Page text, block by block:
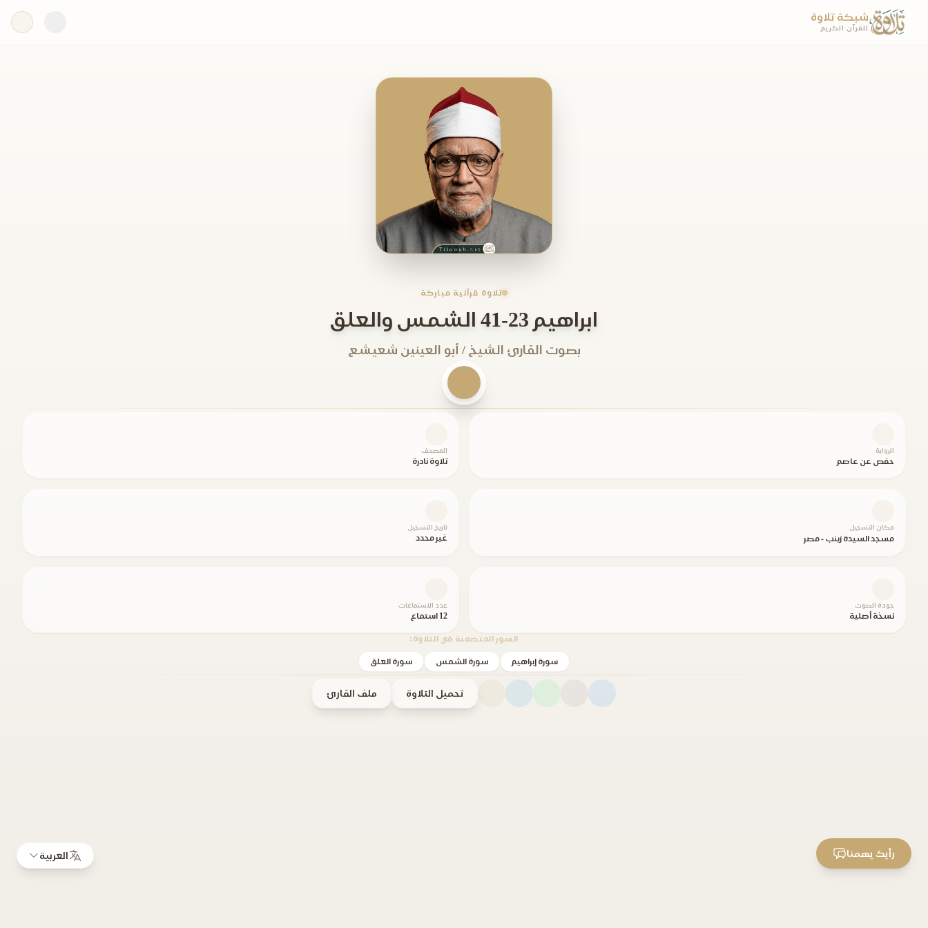
شبكة تلاوة
للقرآن الكريم
تلاوة قرآنية مباركة
ابراهيم 23-41 الشمس والعلق
بصوت القارئ الشيخ / أبو العينين شعيشع
الرواية
حفص عن عاصم
المصحف
تلاوة نادرة
مكان التسجيل
مسجد السيدة زينب - مصر
تاريخ التسجيل
غير محدد
جودة الصوت
نسخة أصلية
عدد الاستماعات
12 استماع
السور المتضمنة في التلاوة:
سورة إبراهيم سورة الشمس سورة العلق
تحميل التلاوة ملف القارئ
العربية رأيك يهمنا